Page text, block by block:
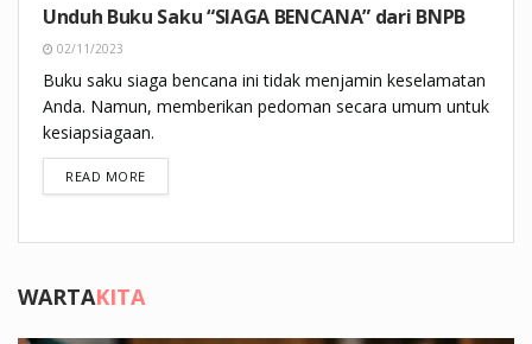
Unduh Buku Saku “SIAGA BENCANA” dari BNPB
02/11/2023
Buku saku siaga bencana ini tidak menjamin keselamatan
Anda. Namun, memberikan pedoman secara umum untuk
kesiapsiagaan.
READ MOREDETAILS
WARTAKITA